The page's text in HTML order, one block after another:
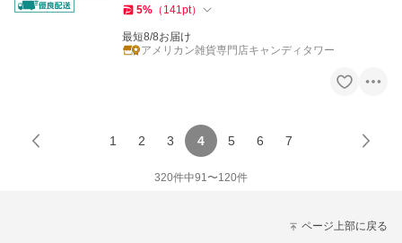
5% （ 141pt）
最短8/8お届け
アメリカン雑貨専門店キャンディタワー
1 2 3 4 5 6 7
320件中91〜120件
ページ上部に戻る